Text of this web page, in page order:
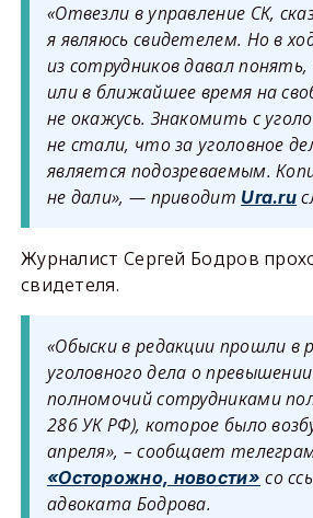
«Отвезли в управление СК,
я являюсь свидетелем. Но в
из сотрудников давал
или в ближайшее время на
не окажусь. Знакомить с
не стали, что за уголовное
является подозреваемым.
не дали», — приводит Ura.ru
Журналист Сергей Бодров
свидетеля.
«Обыски в редакции прошли в
уголовного дела о
полномочий сотрудниками
286 УК РФ), которое было
апреля», – сообщает
«Осторожно, новости» со
адвоката Бодрова.